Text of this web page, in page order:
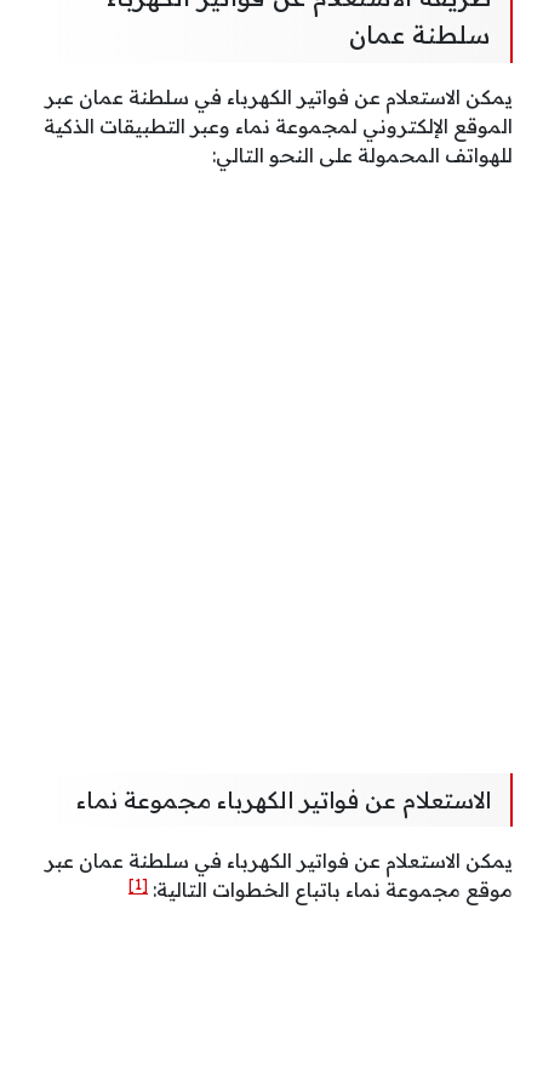
سلطنة عمان
يمكن الاستعلام عن فواتير الكهرباء في سلطنة عمان عبر
الموقع الإلكتروني لمجموعة نماء وعبر التطبيقات الذكية
للهواتف المحمولة على النحو التالي:
الاستعلام عن فواتير الكهرباء مجموعة نماء
يمكن الاستعلام عن فواتير الكهرباء في سلطنة عمان عبر
موقع مجموعة نماء باتباع الخطوات التالية: [1]